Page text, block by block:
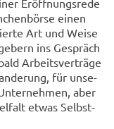
Er­öff­nungs­re­de
einen
Art und Weise
ins Ge­spräch
Ar­beits­ver­trä­ge
für un­se­
aber
etwas Selbst­